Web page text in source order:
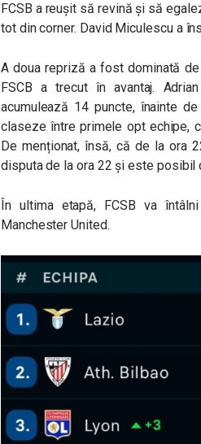
FCSB a reușit să revină și să
tot din corner. David Miculescu a
A doua repriză a fost dominată
FSCB a trecut în avantaj.
acumulează 14 puncte, înainte
claseze între primele opt echipe,
De menționat, însă, că de la ora
disputa de la ora 22 și este posibil
În ultima etapă, FCSB va
Manchester United.